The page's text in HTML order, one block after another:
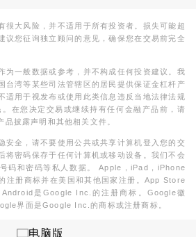
很大风险，并不适用于所有投资者。损失可能超
议您征询独立顾问的意见，确保您在交易前完全
为一般数据或参考，并不构成任何投资建议。我
台湾等某些司法管辖区的居民提供保证金杠杆产
适用于视发布或使用此类信息违反当地法律法规
在您决定交易或继续持有任何金融产品前，请
披露声明和其他相关文件。
安全，请不要使用公共或共享计算机登入您的交
将密码保存于任何计算机或移动设备。我们不会
码和密码等私人数据。 Apple，iPad，iPhone
册商标并在美国和其他国家注册。App Store
是Google Inc.的注册商标。Google徽
界面是Google Inc.的商标或注册商标。
电脑版